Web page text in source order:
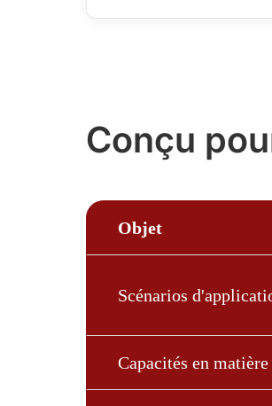
Conçu
Objet
Scénarios
Capacités en